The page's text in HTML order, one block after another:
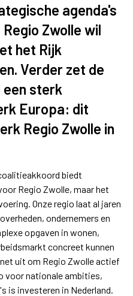
agenda's
Zwolle wil
het Rijk
Verder zet de
een sterk
Europa: dit
Regio Zwolle in
biedt
Regio Zwolle, maar het
Onze regio laat al jaren
ondernemers en
opgaven in wonen,
concreet kunnen
uit om Regio Zwolle actief
voor nationale ambities,
is investeren in Nederland.